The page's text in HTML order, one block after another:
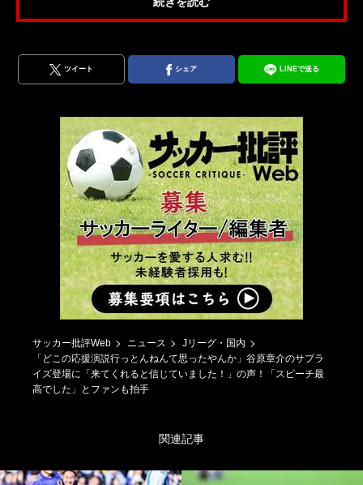
ツイート シェア LINEで送る
サッカー批評Web ニュース
Jリーグ・国内
「どこの応援演説行っとんねんて思ったやんか」谷原章介のサプラ
イズ登場に「来てくれると信じていました！」の声！「スピーチ最
高でした」とファンも拍手
関連記事